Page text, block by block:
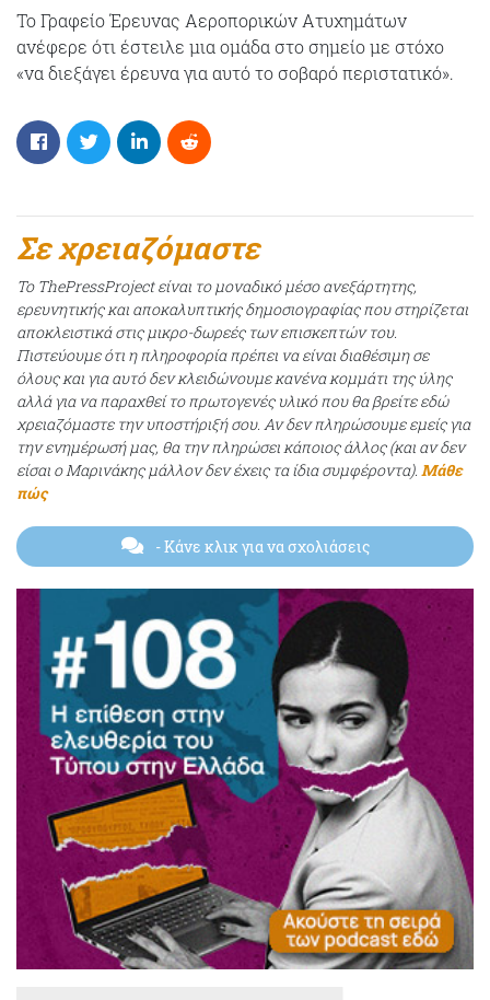
Το Γραφείο Έρευνας Αεροπορικών Ατυχημάτων
ανέφερε ότι έστειλε μια ομάδα στο σημείο με στόχο
«να διεξάγει έρευνα για αυτό το σοβαρό περιστατικό».
Σε χρειαζόμαστε
Το ThePressProject είναι το μοναδικό μέσο ανεξάρτητης,
ερευνητικής και αποκαλυπτικής δημοσιογραφίας που στηρίζεται
αποκλειστικά στις μικρο-δωρεές των επισκεπτών του.
Πιστεύουμε ότι η πληροφορία πρέπει να είναι διαθέσιμη σε
όλους και για αυτό δεν κλειδώνουμε κανένα κομμάτι της ύλης
αλλά για να παραχθεί το πρωτογενές υλικό που θα βρείτε εδώ
χρειαζόμαστε την υποστήριξή σου. Αν δεν πληρώσουμε εμείς για
την ενημέρωσή μας, θα την πληρώσει κάποιος άλλος (και αν δεν
είσαι ο Μαρινάκης μάλλον δεν έχεις τα ίδια συμφέροντα). Μάθε
πώς
- Κάνε κλικ για να σχολιάσεις